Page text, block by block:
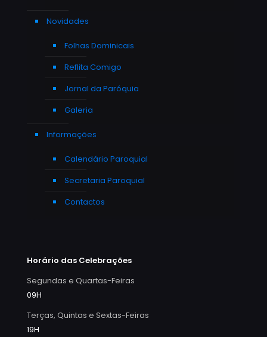
Novidades
Folhas Dominicais
Reflita Comigo
Jornal da Paróquia
Galeria
Informações
Calendário Paroquial
Secretaria Paroquial
Contactos
Horário das Celebrações
Segundas e Quartas-Feiras
09H
Terças, Quintas e Sextas-Feiras
19H